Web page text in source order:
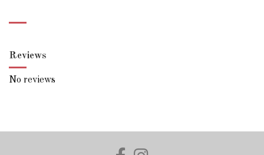
Reviews
No reviews